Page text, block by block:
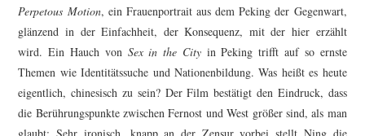
Perpetous Motion, ein Frauenportrait aus dem Peking der Gegenwart,
glänzend in der Einfachheit, der Konsequenz, mit der hier erzählt
wird. Ein Hauch von Sex in the Cityin Peking trifft auf so ernste
Themen wie Identitätssuche und Nationenbildung. Was heißt es heute
eigentlich, chinesisch zu sein? Der Film bestätigt den Eindruck, dass
die Berührungspunkte zwischen Fernost und West größer sind, als man